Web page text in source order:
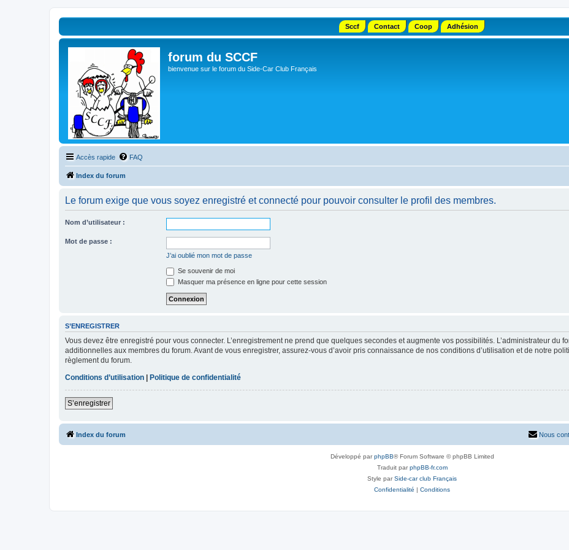
Sccf Contact Coop Adhésion
forum du SCCF
bienvenue sur le forum du Side-Car Club Français
Accès rapide FAQ
Index du forum
Le forum exige que vous soyez enregistré et connecté pour pouvoir consulter le profil des membres.
Nom d’utilisateur :
Mot de passe :
J’ai oublié mon mot de passe
Se souvenir de moi
Masquer ma présence en ligne pour cette session
S’ENREGISTRER
Vous devez être enregistré pour vous connecter. L’enregistrement ne prend que quelques secondes et augmente vos possibilités. L’administrateur du
additionnelles aux membres du forum. Avant de vous enregistrer, assurez-vous d’avoir pris connaissance de nos conditions d’utilisation et de notre
règlement du forum.
Conditions d’utilisation | Politique de confidentialité
S’enregistrer
Index du forum Nous
Développé parphpBB® Forum Software © phpBB Limited
Traduit parphpBB-fr.com
Style parSide-car club Français
Confidentialité | Conditions